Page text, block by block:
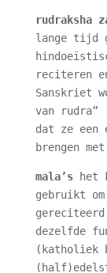
rudraksha
lange tijd
reciteren
Sanskriet
van rudra”
dat ze een
brengen
mala’shet
gebruikt
dezelfde
(katholiek